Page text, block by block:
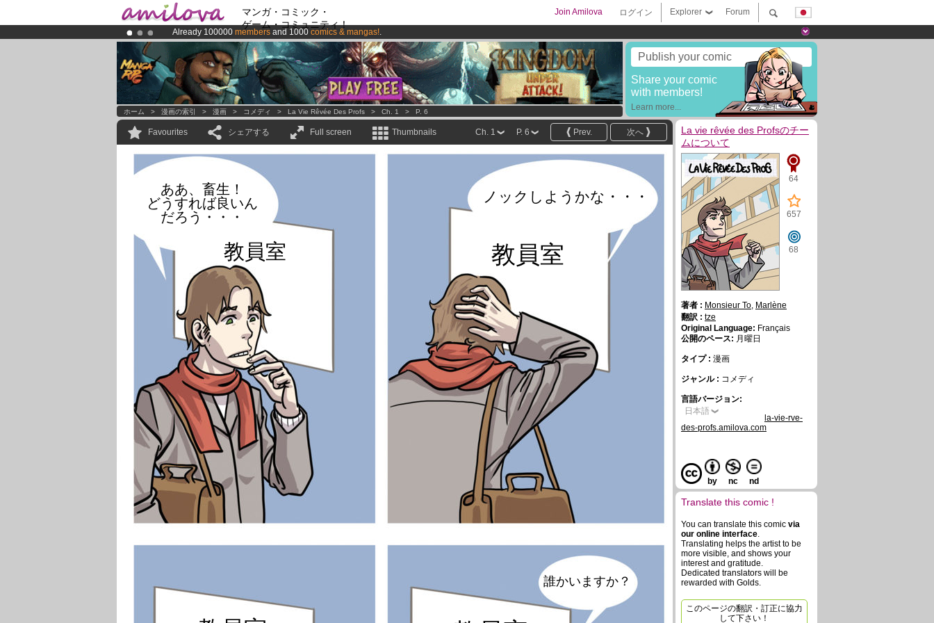
マンガ・コミック・
ゲーム・コミュニティ！
Forum
Explorer
ログイン
Join Amilova
Already 100000 members and 1000 comics & mangas!.
Premium membership from3.95 eurosper month !Get membership now
AmilovaKickstarter is now LIVE!.
Publish your comic
Share your comic
with members!
Learn more...
ホーム > 漫画の索引 > 漫画 > コメディ > La Vie Rêvée Des Profs > Ch. 1 > P. 6
Favourites シェアする Full screen Thumbnails 次へ
Prev.
P. 6
Ch. 1
教員室
ああ、畜生！
どうすれば良いん
だろう・・・
教員室
ノックしようかな・・・
誰かいますか？
La vie rêvée des Profsのチー
ムについて
64
657
68
著者 : Monsieur To, Marlène
翻訳 : tze
Original Language: Français
公開のペース: 月曜日
タイプ : 漫画
ジャンル : コメディ
言語バージョン:
日本語
la-vie-rve-
des-profs.amilova.com
by nc nd
Translate this comic !
You can translate this comic via
our online interface.
Translating helps the artist to be
more visible, and shows your
interest and gratitude.
Dedicated translators will be
rewarded with Golds.
このページの翻訳・訂正に協力
して下さい！